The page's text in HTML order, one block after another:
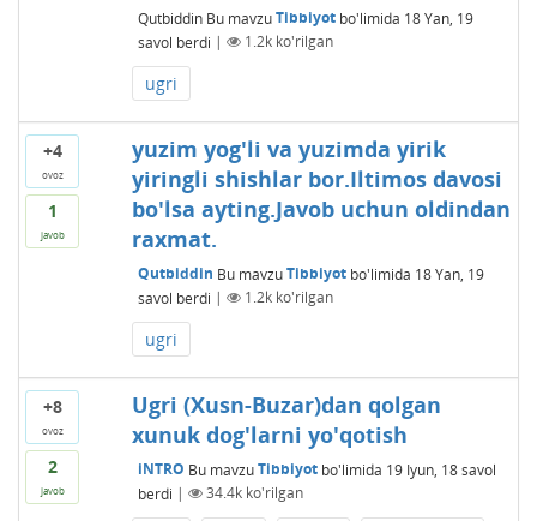
Qutbiddin Bu mavzuTibbiyotbo'limida 18 Yan, 19
savol berdi | 1.2kko'rilgan
ugri
+4
ovoz
1
javob
yuzim yog'li va yuzimda yirik
yiringli shishlar bor.Iltimos davosi
bo'lsa ayting.Javob uchun oldindan
raxmat.
Qutbiddin Bu mavzuTibbiyotbo'limida 18 Yan, 19
savol berdi | 1.2kko'rilgan
ugri
+8
ovoz
2
javob
Ugri (Xusn-Buzar)dan qolgan
xunuk dog'larni yo'qotish
iNTRO Bu mavzuTibbiyotbo'limida 19 Iyun, 18 savol
berdi | 34.4kko'rilgan